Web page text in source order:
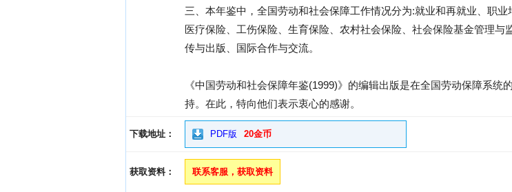
三、本年鉴中，全国劳动和社会保障工作情况分为:就业和再就业、职
医疗保险、工伤保险、生育保险、农村社会保险、社会保险基金管理
传与出版、国际合作与交流。
《中国劳动和社会保障年鉴(1999)》的编辑出版是在全国劳动保障系
持。在此，特向他们表示衷心的感谢。
下载地址： PDF版 20金币
获取资料： 联系客服，获取资料